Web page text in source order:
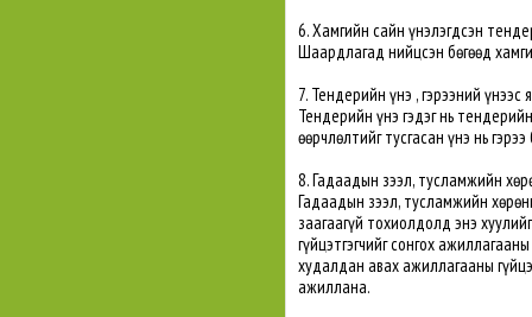
6. Хамгийн сайн үнэлэгдсэн
Шаардлагад нийцсэн бөгөөд
7. Тендерийн үнэ , гэрээний үнээс
Тендерийн үнэ гэдэг нь
өөрчлөлтийг тусгасан үнэ нь
8. Гадаадын зээл, тусламжийн
Гадаадын зээл, тусламжийн
заагаагүй тохиолдолд энэ
гүйцэтгэгчийг сонгох
худалдан авах ажиллагааны
ажиллана.